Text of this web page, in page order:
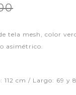
tela mesh, color
asimétrico.
cm / Largo: 69 y